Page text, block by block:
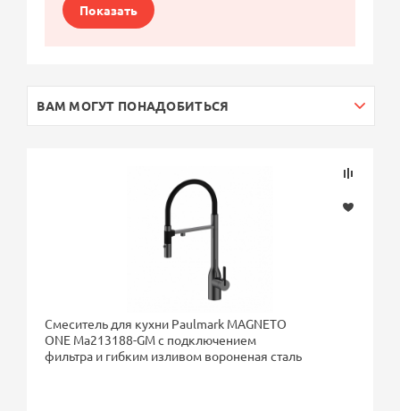
Показать
ВАМ МОГУТ ПОНАДОБИТЬСЯ
Смеситель для кухни Paulmark MAGNETO
ONE Ma213188-GM с подключением
фильтра и гибким изливом вороненая сталь